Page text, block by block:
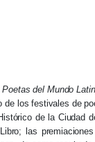
del Mundo
de los festivales de
de la Ciudad
las